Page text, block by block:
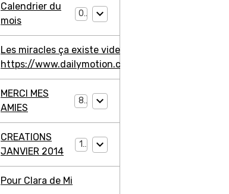
Calendrier du
mois
0
Les miracles ça existe video ma jambe avant
https://www.dailymotion.com/video/
MERCI MES
AMIES
8
CREATIONS
JANVIER 2014
11
Pour Clara de Mi